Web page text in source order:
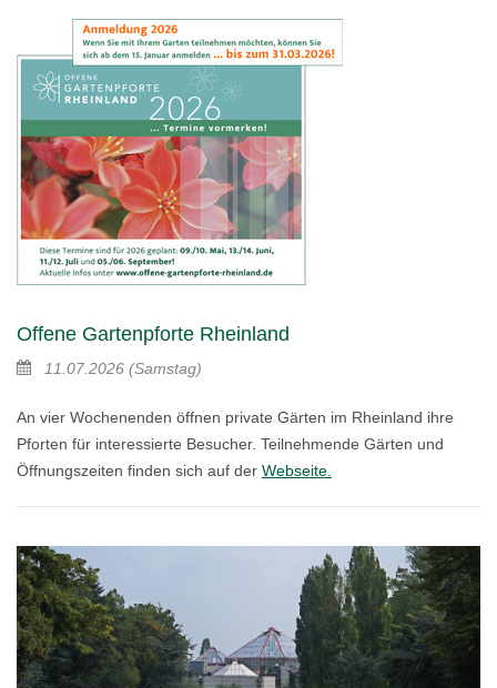
Offene Gartenpforte Rheinland
11.07.2026 (Samstag)
An vier Wochenenden öffnen private Gärten im Rheinland ihre
Pforten für interessierte Besucher. Teilnehmende Gärten und
Öffnungszeiten finden sich auf der Webseite.